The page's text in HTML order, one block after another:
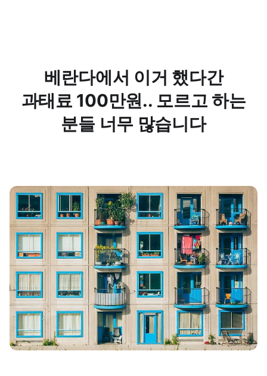
베란다에서 이거 했다간
과태료 100만원.. 모르고 하는
분들 너무 많습니다